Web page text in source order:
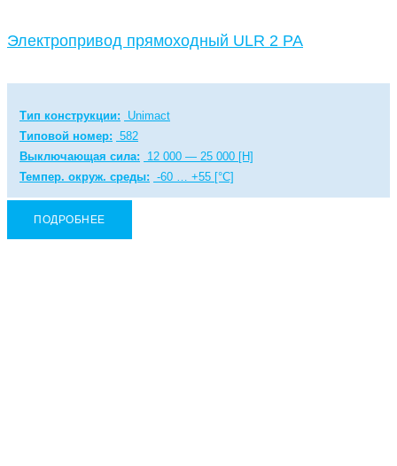
Электропривод прямоходный ULR 2 PA
Тип конструкции:
Unimact
Типовой номер: 582
Выключающая сила:
12 000 — 25 000 [Н]
Темпер. окруж. среды: -60 … +55 [°C]
ПОДРОБНЕЕ